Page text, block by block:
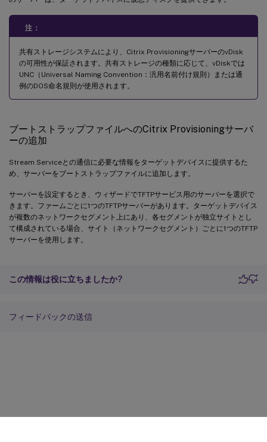
注：
共有ストレージシステムにより、Citrix ProvisioningサーバーのvDisk
の可用性が保証されます。共有ストレージの種類に応じて、vDiskでは
UNC（Universal Naming Convention：汎用名前付け規則）または通
例のDOS命名規則が使用されます。
ブートストラップファイルへのCitrix Provisioningサーバ
ーの追加
Stream Serviceとの通信に必要な情報をターゲットデバイスに提供するた
め、サーバーをブートストラップファイルに追加します。
サーバーを設定するとき、ウィザードでTFTPサービス用のサーバーを選択で
きます。ファームごとに1つのTFTPサーバーがあります。ターゲットデバイス
が複数のネットワークセグメント上にあり、各セグメントが独立サイトとし
て構成されている場合、サイト（ネットワークセグメント）ごとに1つのTFTP
サーバーを使用します。
この情報は役に立ちましたか?
フィードバックの送信